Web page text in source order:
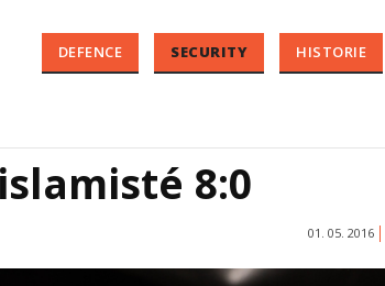
DEFENCE SECURITY HISTORIE
8:0
01. 05. 2016